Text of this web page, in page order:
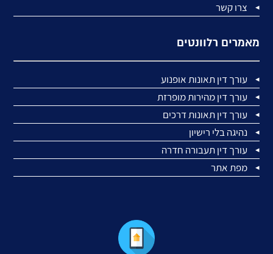
צרו קשר
מאמרים רלוונטים
עורך דין תאונות אופנוע
עורך דין מהירות מופרזת
עורך דין תאונות דרכים
נהיגה בלי רישיון
עורך דין תעבורה חדרה
מפת אתר